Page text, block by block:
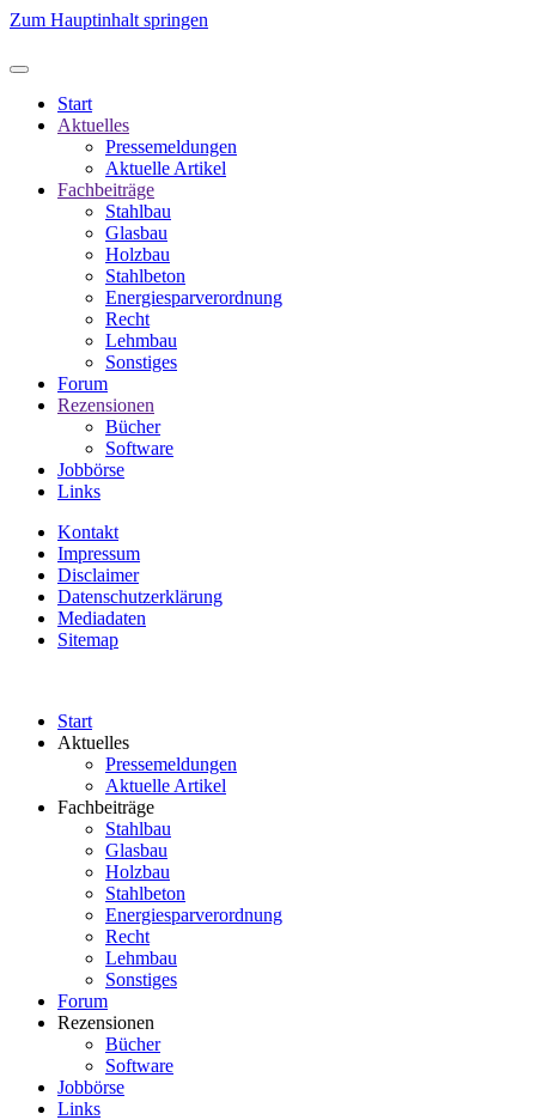
Zum Hauptinhalt springen
Start
Aktuelles
Pressemeldungen
Aktuelle Artikel
Fachbeiträge
Stahlbau
Glasbau
Holzbau
Stahlbeton
Energiesparverordnung
Recht
Lehmbau
Sonstiges
Forum
Rezensionen
Bücher
Software
Jobbörse
Links
Kontakt
Impressum
Disclaimer
Datenschutzerklärung
Mediadaten
Sitemap
Start
Aktuelles
Pressemeldungen
Aktuelle Artikel
Fachbeiträge
Stahlbau
Glasbau
Holzbau
Stahlbeton
Energiesparverordnung
Recht
Lehmbau
Sonstiges
Forum
Rezensionen
Bücher
Software
Jobbörse
Links